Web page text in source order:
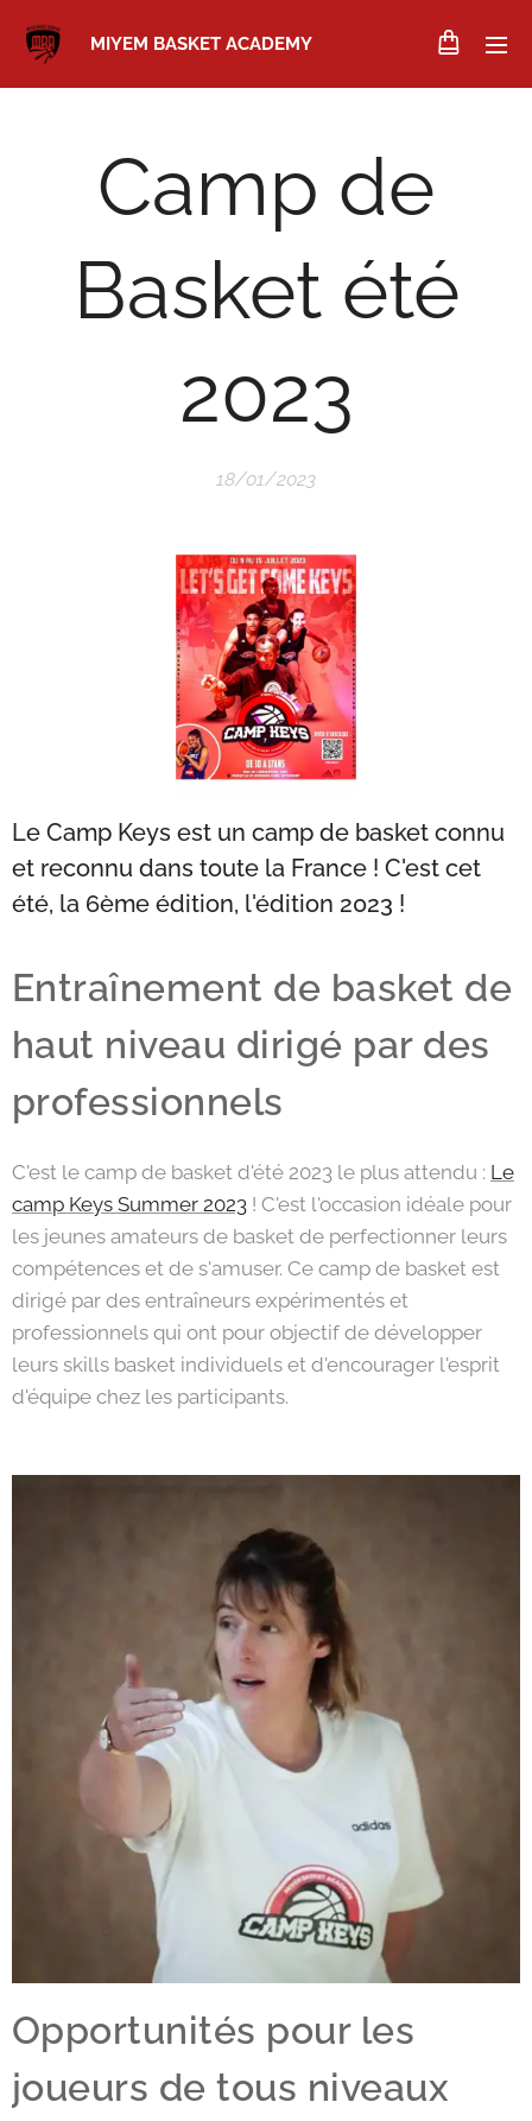
MIYEM BASKET ACADEMY
Camp de
Basket été
2023
18/01/2023
Le Camp Keys est un camp de basket connu
et reconnu dans toute la France ! C'est cet
été, la 6ème édition, l'édition 2023 !
Entraînement de basket de
haut niveau dirigé par des
professionnels
C'est le camp de basket d'été 2023 le plus attendu : Le
camp Keys Summer 2023 ! C'est l'occasion idéale pour
les jeunes amateurs de basket de perfectionner leurs
compétences et de s'amuser. Ce camp de basket est
dirigé par des entraîneurs expérimentés et
professionnels qui ont pour objectif de développer
leurs skills basket individuels et d'encourager l'esprit
d'équipe chez les participants.
Opportunités pour les
joueurs de tous niveaux